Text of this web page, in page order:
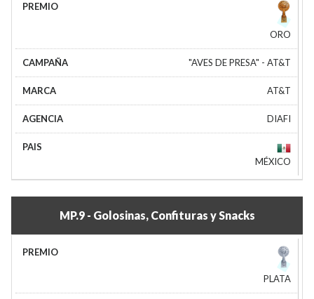
ORO
"AVES DE PRESA" - AT&T
AT&T
DIAFI
MÉXICO
MP.9 - Golosinas, Confituras y Snacks
PLATA